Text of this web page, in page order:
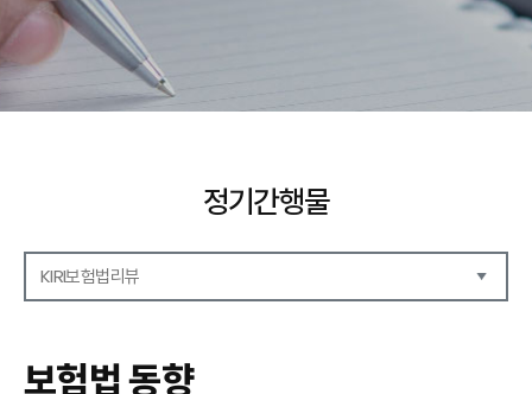
정기간행물
KIRI보험법리뷰
보험금융연구
보험법 동향